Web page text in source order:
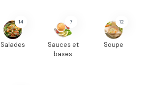
14
Salades
7
Sauces et
bases
12
Soupe